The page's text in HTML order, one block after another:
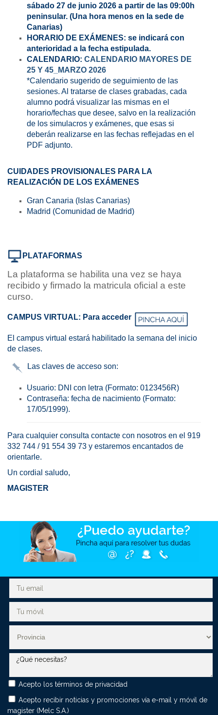
sábado 27 de junio 2026 a partir de las 09:00h
peninsular. (Una hora menos en la sede de
Canarias)
HORARIO DE EXÁMENES: se indicará con
anterioridad a la fecha estipulada.
CALENDARIO: CALENDARIO MAYORES DE
25 Y 45_MARZO 2026
*Calendario sugerido de seguimiento de las
sesiones. Al tratarse de clases grabadas, cada
alumno podrá visualizar las mismas en el
horario/fechas que desee, salvo en la realización
de los simulacros y exámenes, que esas si
deberán realizarse en las fechas reflejadas en el
PDF adjunto.
CUIDADES PROVISIONALES PARA LA
REALIZACIÓN DE LOS EXÁMENES
Gran Canaria (Islas Canarias)
Madrid (Comunidad de Madrid)
PLATAFORMAS
La plataforma se habilita una vez se haya
recibido y firmado la matricula oficial a este
curso.
CAMPUS VIRTUAL: Para acceder
El campus virtual estará habilitado la semana del inicio
de clases.
Las claves de acceso son:
Usuario: DNI con letra (Formato: 0123456R)
Contraseña: fecha de nacimiento (Formato:
17/05/1999).
Para cualquier consulta contacte con nosotros en el 919
332 744 / 91 554 39 73 y estaremos encantados de
orientarle.
Un cordial saludo,
MAGISTER
Acepto los términos de privacidad
Acepto recibir noticias y promociones vía e-mail y móvil de
magister (Melc S.A.)